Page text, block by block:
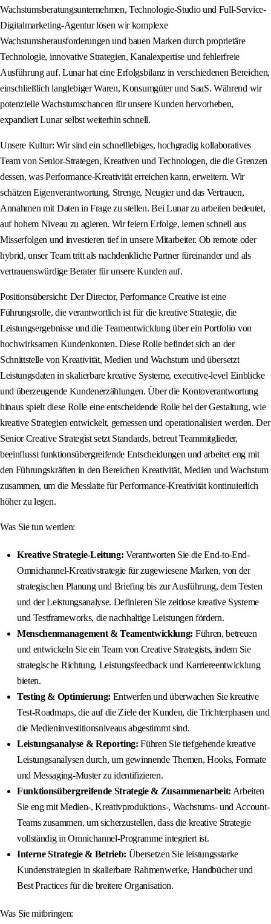
Wachstumsberatungsunternehmen, Technologie-Studio und Full-Service-
Digitalmarketing-Agentur lösen wir komplexe
Wachstumsherausforderungen und bauen Marken durch proprietäre
Technologie, innovative Strategien, Kanalexpertise und fehlerfreie
Ausführung auf. Lunar hat eine Erfolgsbilanz in verschiedenen Bereichen,
einschließlich langlebiger Waren, Konsumgüter und SaaS. Während wir
potenzielle Wachstumschancen für unsere Kunden hervorheben,
expandiert Lunar selbst weiterhin schnell.
Unsere Kultur: Wir sind ein schnelllebiges, hochgradig kollaboratives
Team von Senior-Strategen, Kreativen und Technologen, die die Grenzen
dessen, was Performance-Kreativität erreichen kann, erweitern. Wir
schätzen Eigenverantwortung, Strenge, Neugier und das Vertrauen,
Annahmen mit Daten in Frage zu stellen. Bei Lunar zu arbeiten bedeutet,
auf hohem Niveau zu agieren. Wir feiern Erfolge, lernen schnell aus
Misserfolgen und investieren tief in unsere Mitarbeiter. Ob remote oder
hybrid, unser Team tritt als nachdenkliche Partner füreinander und als
vertrauenswürdige Berater für unsere Kunden auf.
Positionsübersicht: Der Director, Performance Creative ist eine
Führungsrolle, die verantwortlich ist für die kreative Strategie, die
Leistungsergebnisse und die Teamentwicklung über ein Portfolio von
hochwirksamen Kundenkonten. Diese Rolle befindet sich an der
Schnittstelle von Kreativität, Medien und Wachstum und übersetzt
Leistungsdaten in skalierbare kreative Systeme, executive-level Einblicke
und überzeugende Kundenerzählungen. Über die Kontoverantwortung
hinaus spielt diese Rolle eine entscheidende Rolle bei der Gestaltung, wie
kreative Strategien entwickelt, gemessen und operationalisiert werden. Der
Senior Creative Strategist setzt Standards, betreut Teammitglieder,
beeinflusst funktionsübergreifende Entscheidungen und arbeitet eng mit
den Führungskräften in den Bereichen Kreativität, Medien und Wachstum
zusammen, um die Messlatte für Performance-Kreativität kontinuierlich
höher zu legen.
Was Sie tun werden:
Kreative Strategie-Leitung: Verantworten Sie die End-to-End-
Omnichannel-Kreativstrategie für zugewiesene Marken, von der
strategischen Planung und Briefing bis zur Ausführung, dem Testen
und der Leistungsanalyse. Definieren Sie zeitlose kreative Systeme
und Testframeworks, die nachhaltige Leistungen fördern.
Menschenmanagement & Teamentwicklung: Führen, betreuen
und entwickeln Sie ein Team von Creative Strategists, indem Sie
strategische Richtung, Leistungsfeedback und Karriereentwicklung
bieten.
Testing & Optimierung: Entwerfen und überwachen Sie kreative
Test-Roadmaps, die auf die Ziele der Kunden, die Trichterphasen und
die Medieninvestitionsniveaus abgestimmt sind.
Leistungsanalyse & Reporting: Führen Sie tiefgehende kreative
Leistungsanalysen durch, um gewinnende Themen, Hooks, Formate
und Messaging-Muster zu identifizieren.
Funktionsübergreifende Strategie & Zusammenarbeit: Arbeiten
Sie eng mit Medien-, Kreativproduktions-, Wachstums- und Account-
Teams zusammen, um sicherzustellen, dass die kreative Strategie
vollständig in Omnichannel-Programme integriert ist.
Interne Strategie & Betrieb: Übersetzen Sie leistungsstarke
Kundenstrategien in skalierbare Rahmenwerke, Handbücher und
Best Practices für die breitere Organisation.
Was Sie mitbringen: